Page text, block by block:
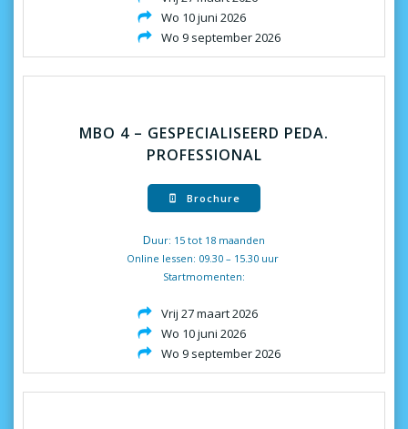
Wo 10 juni 2026
Wo 9 september 2026
MBO 4 – GESPECIALISEERD PEDA.
PROFESSIONAL
Brochure
Duur: 15 tot 18 maanden
Online lessen: 09.30 – 15.30 uur
Startmomenten:
Vrij 27 maart 2026
Wo 10 juni 2026
Wo 9 september 2026